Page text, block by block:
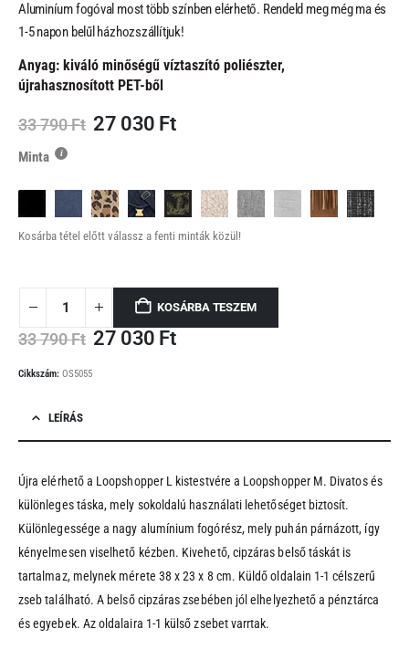
Aluminíum fogóval most több színben elérhető. Rendeld meg még ma és
1-5 napon belűl házhozszállítjuk!
Anyag: kiváló minőségű víztaszító poliészter,
újrahasznosított PET-ből
33 790Ft Original
790 Ft.
27 030 FtCurrent
030 Ft.
Minta
Kosárba tétel előtt válassz a fenti minták közül!
KOSÁRBA TESZEM
33 790Ft Original
27 030 FtCurrent
Cikkszám: OS5055
LEÍRÁS
Újra elérhető a Loopshopper L kistestvére a Loopshopper M. Divatos és
különleges táska, mely sokoldalú használati lehetőséget biztosít.
Különlegessége a nagy alumínium fogórész, mely puhán párnázott, így
kényelmesen viselhető kézben. Kivehető, cipzáras belső táskát is
tartalmaz, melynek mérete 38 x 23 x 8 cm. Küldő oldalain 1-1 célszerű
zseb található. A belső cipzáras zsebében jól elhelyezhető a pénztárca
és egyebek. Az oldalaira 1-1 külső zsebet varrtak.